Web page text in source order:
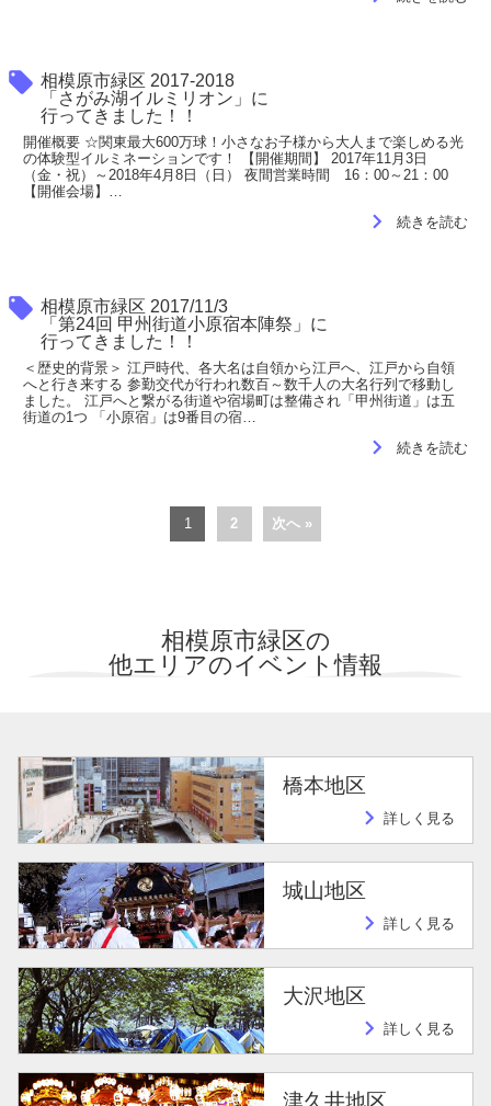
相模原市緑区 2017-2018
「さがみ湖イルミリオン」に
行ってきました！！
local_offer
開催概要 ☆関東最大600万球！小さなお子様から大人まで楽しめる光
の体験型イルミネーションです！ 【開催期間】 2017年11月3日
（金・祝）～2018年4月8日（日） 夜間営業時間 16：00～21：00
【開催会場】…
navigate_next 続きを読む
相模原市緑区 2017/11/3
「第24回 甲州街道小原宿本陣祭」に
行ってきました！！
local_offer
＜歴史的背景＞ 江戸時代、各大名は自領から江戸へ、江戸から自領
へと行き来する 参勤交代が行われ数百～数千人の大名行列で移動し
ました。 江戸へと繋がる街道や宿場町は整備され「甲州街道」は五
街道の1つ 「小原宿」は9番目の宿…
navigate_next 続きを読む
1 2 次へ »
相模原市緑区の
他エリアのイベント情報
橋本地区
navigate_next 詳しく見る
城山地区
navigate_next 詳しく見る
大沢地区
navigate_next 詳しく見る
津久井地区